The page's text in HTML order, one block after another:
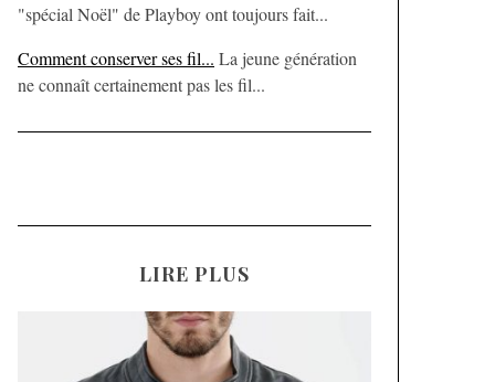
"spécial Noël" de Playboy ont toujours fait...
Comment conserver ses fil... La jeune génération
ne connaît certainement pas les fil...
LIRE PLUS